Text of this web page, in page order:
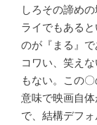
しろその諦め
ライでもある
のが『まる』
コワい、笑え
もない。この
意味で映画自
で、結構デフ